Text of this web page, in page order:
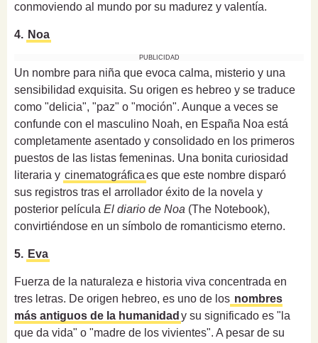
conmoviendo al mundo por su madurez y valentía.
4. Noa
PUBLICIDAD
Un nombre para niña que evoca calma, misterio y una
sensibilidad exquisita. Su origen es hebreo y se traduce
como "delicia", "paz" o "moción". Aunque a veces se
confunde con el masculino Noah, en España Noa está
completamente asentado y consolidado en los primeros
puestos de las listas femeninas. Una bonita curiosidad
literaria y cinematográficaes que este nombre disparó
sus registros tras el arrollador éxito de la novela y
posterior película El diario de Noa (The Notebook),
convirtiéndose en un símbolo de romanticismo eterno.
5. Eva
Fuerza de la naturaleza e historia viva concentrada en
tres letras. De origen hebreo, es uno de los nombres
más antiguos de la humanidad y su significado es "la
que da vida" o "madre de los vivientes". A pesar de su